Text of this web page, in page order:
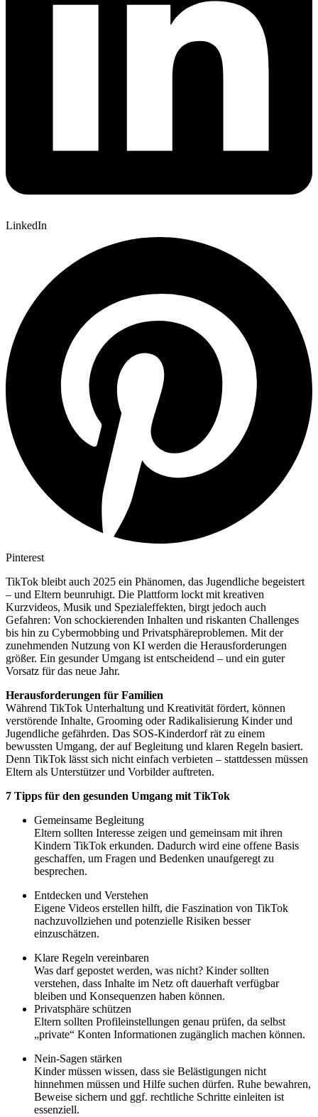
LinkedIn
Pinterest
TikTok bleibt auch 2025 ein Phänomen, das Jugendliche begeistert
– und Eltern beunruhigt. Die Plattform lockt mit kreativen
Kurzvideos, Musik und Spezialeffekten, birgt jedoch auch
Gefahren: Von schockierenden Inhalten und riskanten Challenges
bis hin zu Cybermobbing und Privatsphäreproblemen. Mit der
zunehmenden Nutzung von KI werden die Herausforderungen
größer. Ein gesunder Umgang ist entscheidend – und ein guter
Vorsatz für das neue Jahr.
Herausforderungen für Familien
Während TikTok Unterhaltung und Kreativität fördert, können
verstörende Inhalte, Grooming oder Radikalisierung Kinder und
Jugendliche gefährden. Das SOS-Kinderdorf rät zu einem
bewussten Umgang, der auf Begleitung und klaren Regeln basiert.
Denn TikTok lässt sich nicht einfach verbieten – stattdessen müssen
Eltern als Unterstützer und Vorbilder auftreten.
7 Tipps für den gesunden Umgang mit TikTok
Gemeinsame Begleitung
Eltern sollten Interesse zeigen und gemeinsam mit ihren
Kindern TikTok erkunden. Dadurch wird eine offene Basis
geschaffen, um Fragen und Bedenken unaufgeregt zu
besprechen.
Entdecken und Verstehen
Eigene Videos erstellen hilft, die Faszination von TikTok
nachzuvollziehen und potenzielle Risiken besser
einzuschätzen.
Klare Regeln vereinbaren
Was darf gepostet werden, was nicht? Kinder sollten
verstehen, dass Inhalte im Netz oft dauerhaft verfügbar
bleiben und Konsequenzen haben können.
Privatsphäre schützen
Eltern sollten Profileinstellungen genau prüfen, da selbst
„private“ Konten Informationen zugänglich machen können.
Nein-Sagen stärken
Kinder müssen wissen, dass sie Belästigungen nicht
hinnehmen müssen und Hilfe suchen dürfen. Ruhe bewahren,
Beweise sichern und ggf. rechtliche Schritte einleiten ist
essenziell.